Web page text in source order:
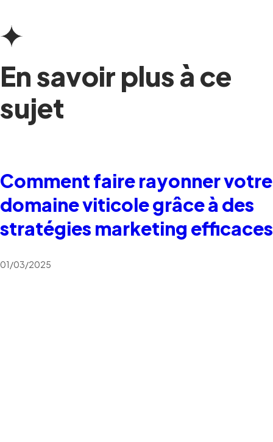
En savoir plus à ce
sujet
Comment faire rayonner votre
domaine viticole grâce à des
stratégies marketing efficaces
01/03/2025